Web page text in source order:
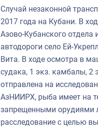
Случай незаконной
2017 года на Кубани. В
Азово-Кубанского
автодороги село Ей-
Вита. В ходе осмотра в
судака, 1 экз. камбалы, 2
отправлена на
АзНИИРХ, рыба имеет на
запрещенными орудиями
расследование с целью